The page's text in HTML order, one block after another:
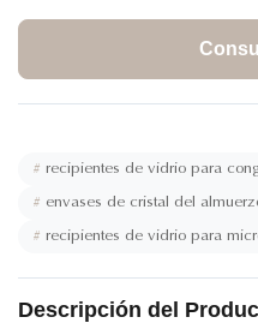
# recipientes de vidrio para
# envases de cristal del
# recipientes de vidrio para
Descripción del